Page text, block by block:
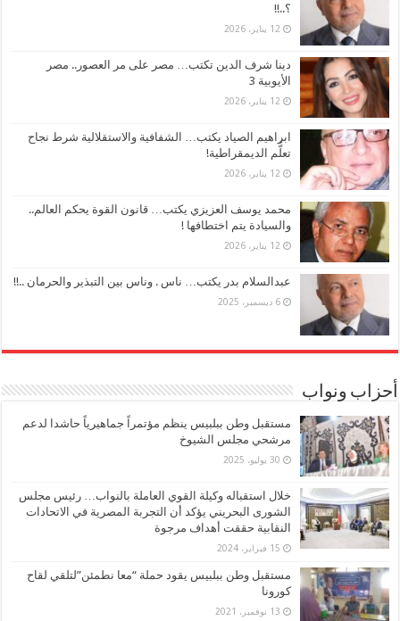
؟..!!
12 يناير، 2026
دينا شرف الدين تكتب… مصر على مر العصور.. مصر
الأيوبية 3
12 يناير، 2026
ابراهيم الصياد يكتب… الشفافية والاستقلالية شرط نجاح
تعلُّم الديمقراطية!
12 يناير، 2026
محمد يوسف العزيزي يكتب… قانون القوة يحكم العالم..
والسيادة يتم اختطافها !
12 يناير، 2026
عبدالسلام بدر يكتب… ناس . وناس بين التبذير والحرمان ..!!
6 ديسمبر، 2025
أحزاب ونواب
مستقبل وطن ببلبيس ينظم مؤتمراً جماهيرياً حاشدا لدعم
مرشحي مجلس الشيوخ
30 يوليو، 2025
خلال استقباله وكيلة القوي العاملة بالنواب… رئيس مجلس
الشورى البحريني يؤكد أن التجربة المصرية في الاتحادات
النقابية حققت أهداف مرجوة
15 فبراير، 2024
مستقبل وطن ببلبيس يقود حملة “معا نطمئن”لتلقي لقاح
كورونا
13 نوفمبر، 2021